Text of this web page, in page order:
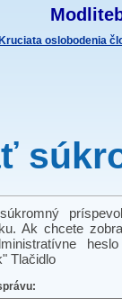
Kruciata oslobodenia
Ak chcete
Tlačidlo